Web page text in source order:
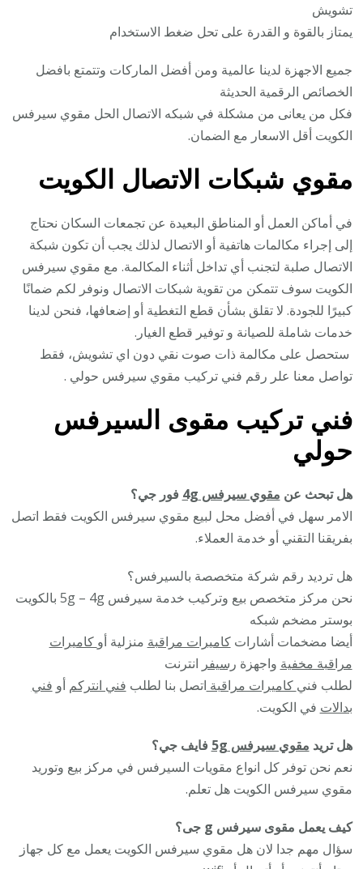
تشويش
يمتاز بالقوة و القدرة على تحل ضغط الاستخدام
جميع الاجهزة لدينا عالمية ومن أفضل الماركات وتتمتع بافضل
الخصائص الرقمية الحديثة
فكل من يعانى من مشكلة في شبكه الاتصال الحل مقوي سيرفس
الكويت أقل الاسعار مع الضمان.
مقوي شبكات الاتصال الكويت
في أماكن العمل أو المناطق البعيدة عن تجمعات السكان نحتاج
إلى إجراء مكالمات هاتفية أو الاتصال لذلك يجب أن تكون شبكة
الاتصال صلبة لتجنب أي تداخل أثناء المكالمة. مع مقوي سيرفس
الكويت سوف تتمكن من تقوية شبكات الاتصال ونوفر لكم ضمانًا
كبيرًا للجودة. لا تقلق بشأن قطع التغطية أو إضعافها، فنحن لدينا
خدمات شاملة للصيانة و توفير قطع الغيار.
ستحصل على مكالمة ذات صوت نقي دون اي تشويش، فقط
تواصل معنا علر رقم فني تركيب مقوي سيرفس حولي .
فني تركيب مقوى السيرفس
حولي
هل تبحث عن مقوي سيرفس 4g
فور جي؟
الامر سهل في أفضل محل لبيع مقوي سيرفس الكويت فقط اتصل
بفريقنا التقني أو خدمة العملاء.
هل ترديد رقم شركة متخصصة بالسيرفس؟
نحن مركز متخصص بيع وتركيب خدمة سيرفس 5g – 4g بالكويت
بوستر مضخم شبكه
أيضا مضخمات أشاراتكاميرات مراقبة منزلية أو كاميرات
مراقبة مخفية واجهزة رسيفر انترنت
لطلب فني كاميرات مراقبة اتصل بنا لطلب فني انتركم أو فني
بدالات في الكويت.
هل تريد مقوي سيرفس 5g
فايف جي؟
نعم نحن توفر كل انواع مقويات السيرفس في مركز بيع وتوريد
مقوي سيرفس الكويت هل تعلم.
كيف يعمل مقوى سيرفس g جى؟
سؤال مهم جدا لان هل مقوي سيرفس الكويت يعمل مع كل جهاز